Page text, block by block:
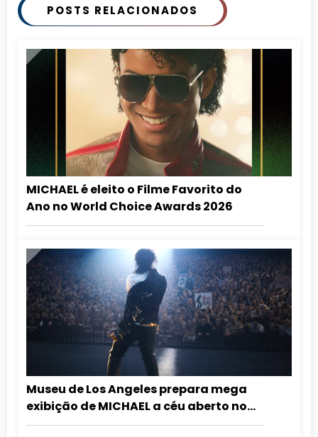
POSTS RELACIONADOS
MICHAEL é eleito o Filme Favorito do
Ano no World Choice Awards 2026
Museu de Los Angeles prepara mega
exibição de MICHAEL a céu aberto no
aniversário do Rei do Pop